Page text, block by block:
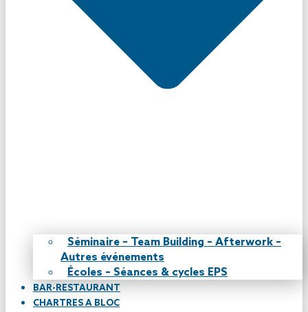
Séminaire – Team Building – Afterwork –
Autres événements
Écoles – Séances & cycles EPS
BAR-RESTAURANT
CHARTRES A BLOC